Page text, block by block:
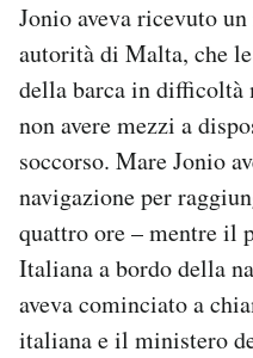
Jonio aveva ricevuto
autorità di Malta, che
della barca in difficoltà
non avere mezzi a
soccorso. Mare Jonio
navigazione per
quattro ore – mentre il
Italiana a bordo della
aveva cominciato a
italiana e il ministero